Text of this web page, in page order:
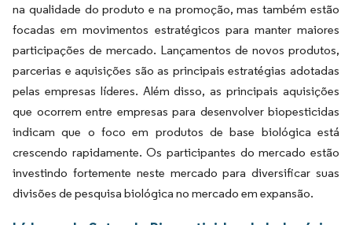
na qualidade do produto e na promoção, mas também estão
focadas em movimentos estratégicos para manter maiores
participações de mercado. Lançamentos de novos produtos,
parcerias e aquisições são as principais estratégias adotadas
pelas empresas líderes. Além disso, as principais aquisições
que ocorrem entre empresas para desenvolver biopesticidas
indicam que o foco em produtos de base biológica está
crescendo rapidamente. Os participantes do mercado estão
investindo fortemente neste mercado para diversificar suas
divisões de pesquisa biológica no mercado em expansão.